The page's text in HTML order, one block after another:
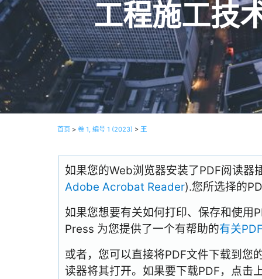
工程施工技
首页 > 卷 1, 编号 1 (2023) > 王
如果您的Web浏览器安装了PDF阅读器
Adobe Acrobat Reader).您所选择的
如果您想要有关如何打印、保存和使用
Press 为您提供了一个有帮助的有关
或者，您可以直接将PDF文件下载到您
读器将其打开。如果要下载PDF，点击